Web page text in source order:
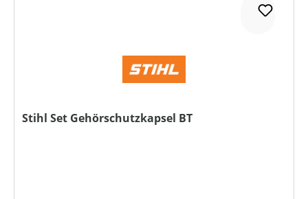
Stihl Set Gehörschutzkapsel BT